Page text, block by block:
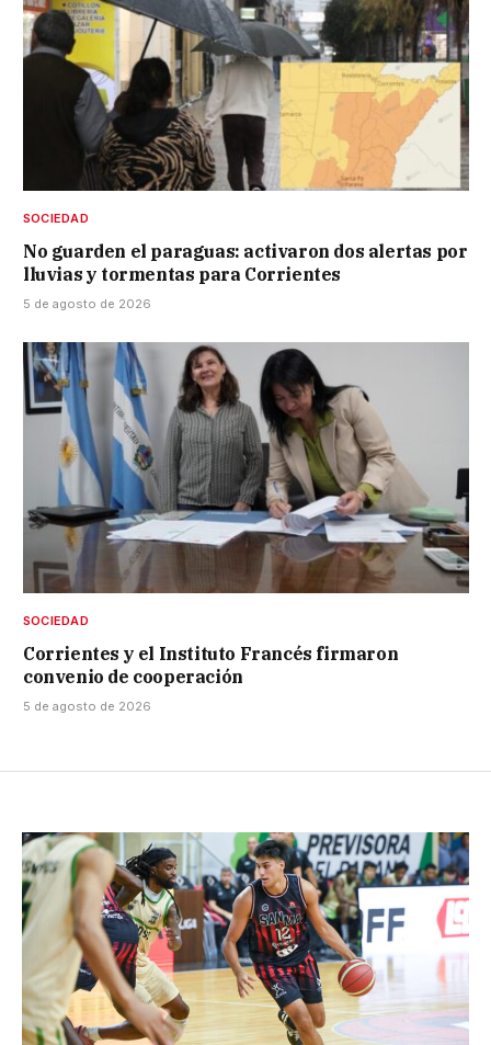
SOCIEDAD
No guarden el paraguas: activaron dos alertas por
lluvias y tormentas para Corrientes
5 de agosto de 2026
SOCIEDAD
Corrientes y el Instituto Francés firmaron
convenio de cooperación
5 de agosto de 2026